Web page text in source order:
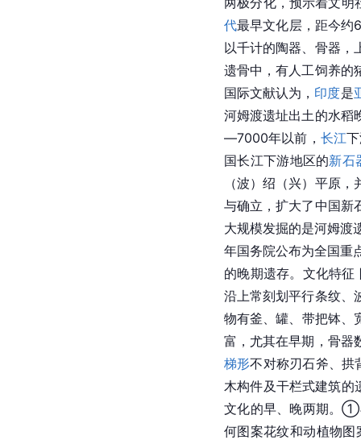
代最早文化层，距今
以千计的陶器、 骨器
遗骨中，有人工饲养的
国际文献认为， 印度是
河姆渡遗址出土的水稻
—7000年以前， 长江
国长江下游地区的新石
（波）绍（兴）平原，
与确立，扩大了中国新
大规模发掘的是河姆渡
年国务院公布为全国重
的晚期遗存。文化特征
沿上常刻划平行条纹、
物有釜、罐、带把钵、
富，尤其在早期， 骨器
梯形不对称刃石斧、拱
木构件及干栏式建筑的
文化的早、晚两期。①
何图案花纹和动植物